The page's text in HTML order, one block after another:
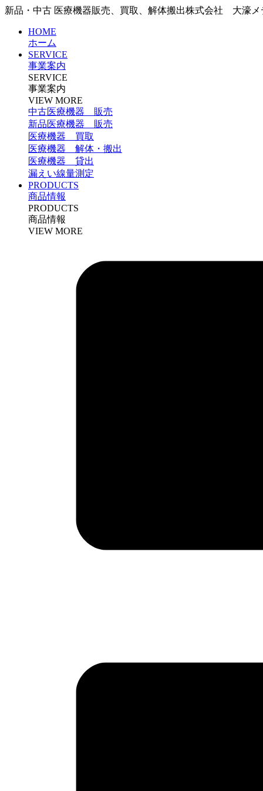
新品・中古 医療機器販売、買取、解体搬出株式会社 大濠メ
HOME
ホーム
SERVICE
事業案内
SERVICE
事業案内
VIEW MORE
中古医療機器 販売
新品医療機器 販売
医療機器 買取
医療機器 解体・搬出
医療機器 貸出
漏えい線量測定
PRODUCTS
商品情報
PRODUCTS
商品情報
VIEW MORE